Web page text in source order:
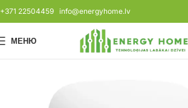
+371 22504459 info@energyhome.lv
МЕНЮ